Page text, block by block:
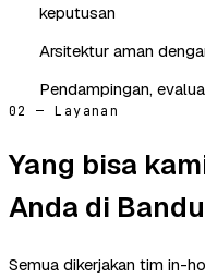
keputusan
Arsitektur aman
Pendampingan,
02 — Layanan
Yang bisa
Anda di
Semua dikerjakan tim in-